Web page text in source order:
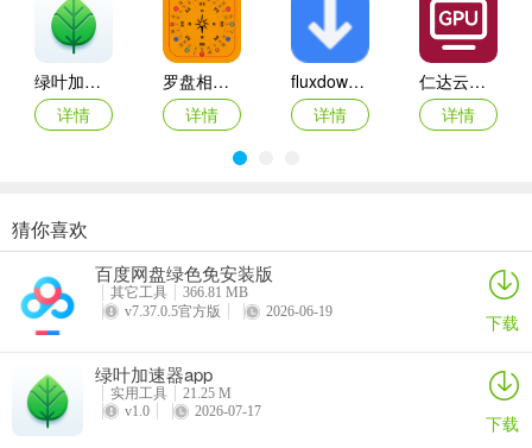
5、点击右边的锁可以给软件上锁。
绿叶加速器app
详情
罗盘相机app
详情
fluxdown手机版
详情
仁达云电脑app
详情
VEGA云电脑app
详情
2026百度网盘手机客户端
详情
最i玩云手机app
Marvis
猜你喜欢
百度网盘绿色免安装版
其它工具
366.81 MB
v7.37.0.5官方版
2026-06-19 下载
绿叶加速器app
实用工具
21.25 M
v1.0
2026-07-17 下载